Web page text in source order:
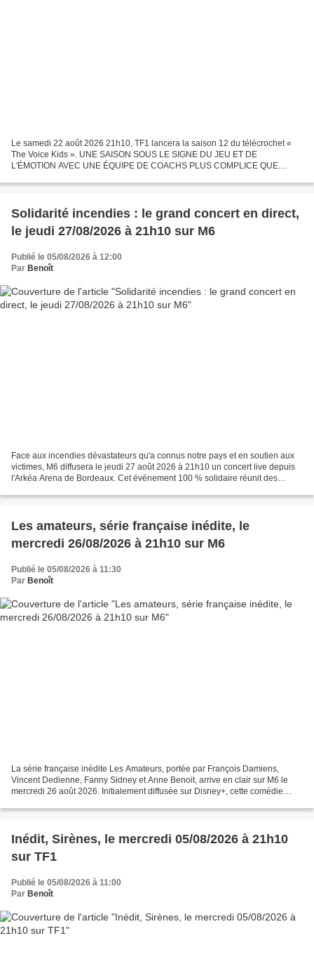
Le samedi 22 août 2026 21h10, TF1 lancera la saison 12 du télécrochet «
The Voice Kids ». UNE SAISON SOUS LE SIGNE DU JEU ET DE
L'ÉMOTION AVEC UNE ÉQUIPE DE COACHS PLUS COMPLICE QUE
Solidarité incendies : le grand concert en direct,
le jeudi 27/08/2026 à 21h10 sur M6
Publié le 05/08/2026 à 12:00
Par Benoît
Face aux incendies dévastateurs qu'a connus notre pays et en soutien aux
victimes, M6 diffusera le jeudi 27 août 2026 à 21h10 un concert live depuis
l'Arkéa Arena de Bordeaux. Cet événement 100 % solidaire réunit des
Les amateurs, série française inédite, le
mercredi 26/08/2026 à 21h10 sur M6
Publié le 05/08/2026 à 11:30
Par Benoît
La série française inédite Les Amateurs, portée par François Damiens,
Vincent Dedienne, Fanny Sidney et Anne Benoit, arrive en clair sur M6 le
mercredi 26 août 2026. Initialement diffusée sur Disney+, cette comédie
Inédit, Sirènes, le mercredi 05/08/2026 à 21h10
sur TF1
Publié le 05/08/2026 à 11:00
Par Benoît